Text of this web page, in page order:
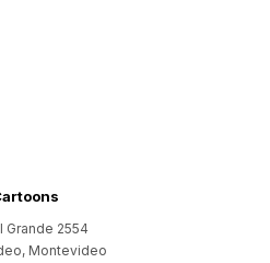
Grande 2554
, Montevideo